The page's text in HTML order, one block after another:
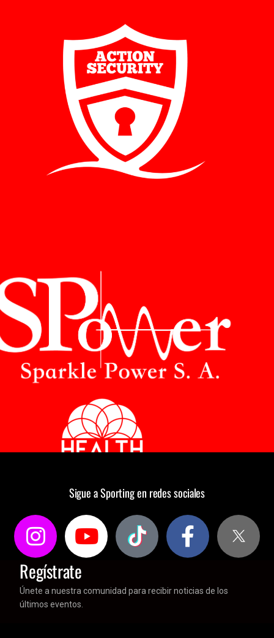
Sigue a Sporting en redes sociales
Regístrate
Únete a nuestra comunidad para recibir noticias de los
últimos eventos.